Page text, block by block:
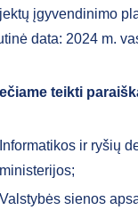
įgyvendinimo
data: 2024 m.
teikti
Informatikos ir ryšių
ministerijos;
Valstybės sienos